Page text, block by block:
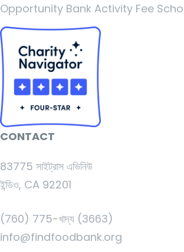
Opportunity Bank Activity Fee
CONTACT
83775 সাইট্রাস এভিনিউ
ইন্ডিও, CA 92201
(760) 775-খাদ্য (3663)
info@findfoodbank.org